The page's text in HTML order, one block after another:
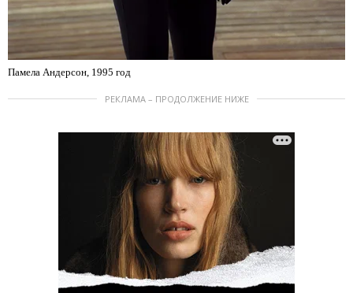
Памела Андерсон, 1995 год
РЕКЛАМА – ПРОДОЛЖЕНИЕ НИЖЕ